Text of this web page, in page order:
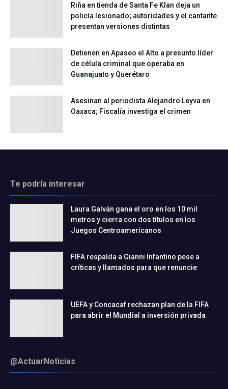
Riña en tienda de Santa Fe Klan deja un
policía lesionado; autoridades y el cantante
presentan versiones distintas
Detienen en Apaseo el Alto a presunto líder
de célula criminal que operaba en
Guanajuato y Querétaro
Asesinan al periodista Alejandro Leyva en
Oaxaca; Fiscalía investiga el crimen
Te podría interesar
Laura Galván gana el oro en los 10 mil
metros y cierra con dos títulos en los
Juegos Centroamericanos
FIFA respalda a Gianni Infantino pese a
críticas y llamados para que renuncie
UEFA y Concacaf rechazan plan de la FIFA
para abrir el Mundial a inversión privada
@ActuarNoticias